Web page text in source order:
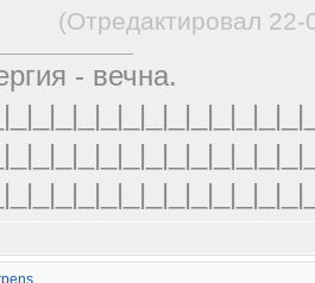
(Отредактировал
- вечна.